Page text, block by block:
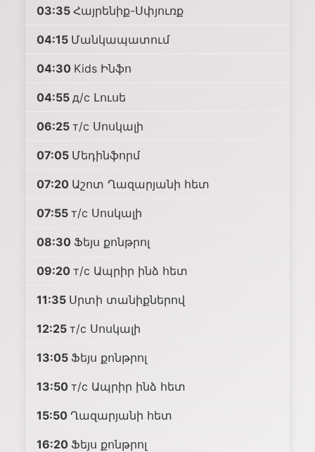
03:35 Հայրենիք-Սփյուռք
04:15 Մանկապատում
04:30 Kids Ինֆո
04:55 д/с Լուսե
06:25 т/с Սոսկալի
07:05 Մեդինֆորմ
07:20 Աշոտ Ղազարյանի հետ
07:55 т/с Սոսկալի
08:30 Ֆեյս քոնթրոլ
09:20 т/с Ապրիր ինձ հետ
11:35 Սրտի տանիքներով
12:25 т/с Սոսկալի
13:05 Ֆեյս քոնթրոլ
13:50 т/с Ապրիր ինձ հետ
15:50 Ղազարյանի հետ
16:20 Ֆեյս քոնթրոլ